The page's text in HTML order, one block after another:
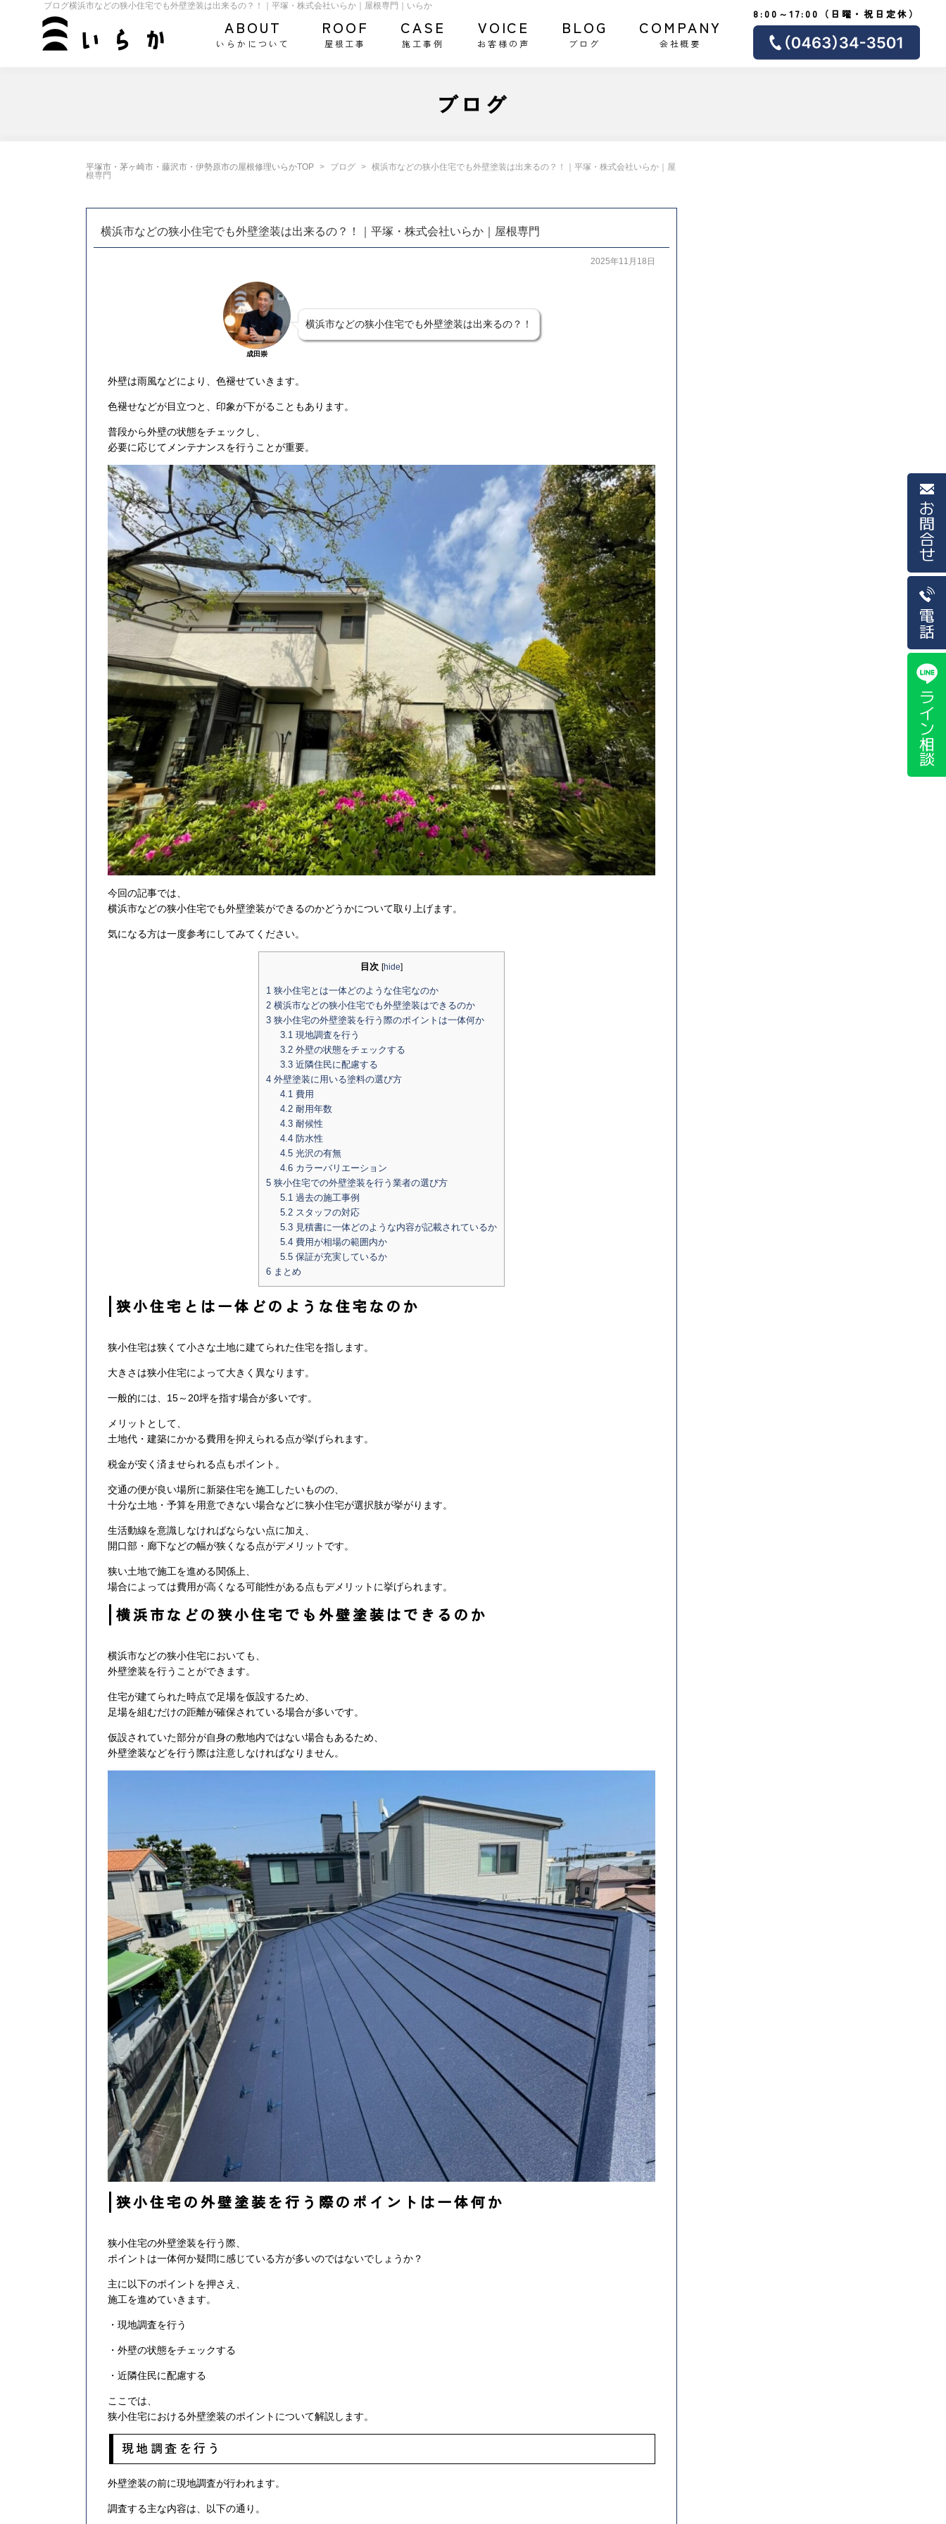
ブログ横浜市などの狭小住宅でも外壁塗装は出来るの？！｜平塚・株式会社いらか｜屋根専門｜いらか
お問合せ
電話
ライン相談
ABOUT
いらかについて
ROOF
屋根工事
CASE
施工事例
VOICE
お客様の声
BLOG
ブログ
COMPANY
会社概要
8:00～17:00（日曜・祝日定休）
ブログ
平塚市・茅ヶ崎市・藤沢市・伊勢原市の屋根修理いらかTOP ブログ
横浜市などの狭小住宅でも外壁塗装は出来るの？！｜平塚・株式会社いらか｜屋
根専門
横浜市などの狭小住宅でも外壁塗装は出来るの？！｜平塚・株式会社いらか｜屋根専門
2025年11月18日
成田崇
横浜市などの狭小住宅でも外壁塗装は出来るの？！
外壁は雨風などにより、色褪せていきます。
色褪せなどが目立つと、印象が下がることもあります。
普段から外壁の状態をチェックし、
必要に応じてメンテナンスを行うことが重要。
今回の記事では、
横浜市などの狭小住宅でも外壁塗装ができるのかどうかについて取り上げます。
気になる方は一度参考にしてみてください。
目次 [hide]
1 狭小住宅とは一体どのような住宅なのか
2 横浜市などの狭小住宅でも外壁塗装はできるのか
3 狭小住宅の外壁塗装を行う際のポイントは一体何か
3.1現地調査を行う
3.2外壁の状態をチェックする
3.3近隣住民に配慮する
4 外壁塗装に用いる塗料の選び方
4.1費用
4.2耐用年数
4.3耐候性
4.4防水性
4.5光沢の有無
4.6カラーバリエーション
5 狭小住宅での外壁塗装を行う業者の選び方
5.1過去の施工事例
5.2スタッフの対応
5.3見積書に一体どのような内容が記載されているか
5.4費用が相場の範囲内か
5.5保証が充実しているか
6 まとめ
狭小住宅とは一体どのような住宅なのか
狭小住宅は狭くて小さな土地に建てられた住宅を指します。
大きさは狭小住宅によって大きく異なります。
一般的には、15～20坪を指す場合が多いです。
メリットとして、
土地代・建築にかかる費用を抑えられる点が挙げられます。
税金が安く済ませられる点もポイント。
交通の便が良い場所に新築住宅を施工したいものの、
十分な土地・予算を用意できない場合などに狭小住宅が選択肢が挙がります。
生活動線を意識しなければならない点に加え、
開口部・廊下などの幅が狭くなる点がデメリットです。
狭い土地で施工を進める関係上、
場合によっては費用が高くなる可能性がある点もデメリットに挙げられます。
横浜市などの狭小住宅でも外壁塗装はできるのか
横浜市などの狭小住宅においても、
外壁塗装を行うことができます。
住宅が建てられた時点で足場を仮設するため、
足場を組むだけの距離が確保されている場合が多いです。
仮設されていた部分が自身の敷地内ではない場合もあるため、
外壁塗装などを行う際は注意しなければなりません。
狭小住宅の外壁塗装を行う際のポイントは一体何か
狭小住宅の外壁塗装を行う際、
ポイントは一体何か疑問に感じている方が多いのではないでしょうか？
主に以下のポイントを押さえ、
施工を進めていきます。
・現地調査を行う
・外壁の状態をチェックする
・近隣住民に配慮する
ここでは、
狭小住宅における外壁塗装のポイントについて解説します。
現地調査を行う
外壁塗装の前に現地調査が行われます。
調査する主な内容は、以下の通り。